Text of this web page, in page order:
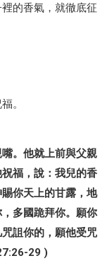
的香氣，就徹底征
。
。他就上前與父親
福，說：我兒的香
你天上的甘露，地
多國跪拜你。願你
詛你的，願他受咒
29 )